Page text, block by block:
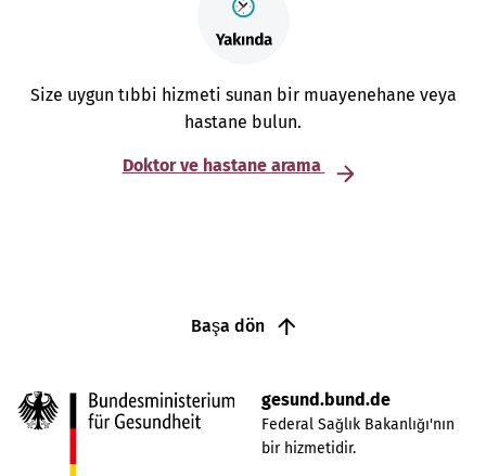
Size uygun tıbbi hizmeti sunan bir muayenehane veya
hastane bulun.
Doktor ve hastane arama
Başa dön
gesund.bund.de
Federal Sağlık Bakanlığı'nın
bir hizmetidir.